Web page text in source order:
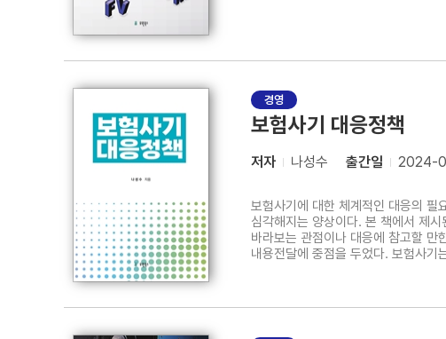
경영
보험사기 대응정책
저자 나성수 출간일 2024-
보험사기에 대한 체계적인 대응의 필
심각해지는 양상이다. 본 책에서 제시된 내용은 저자가 보험사기 대응과 관련된 업무를 하면서 느꼈던 개인적인 경험이나 시각을 반영한 것도 있지만, 주로 보험사기를
바라보는 관점이나 대응에 참고할 만
내용전달에 중점을 두었다. 보험사기